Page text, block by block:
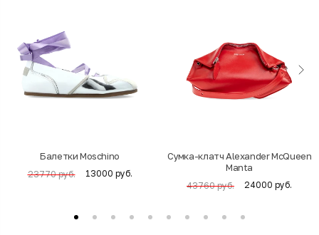
Балетки Moschino
23770 руб. 13000 руб.
Cумка-клатч Alexander McQueen
Manta
43760 руб. 24000 руб.